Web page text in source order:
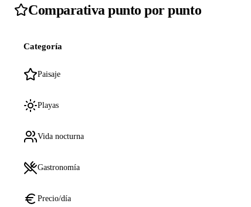
Comparativa punto por punto
Categoría
Paisaje
Playas
Vida nocturna
Gastronomía
Precio/día